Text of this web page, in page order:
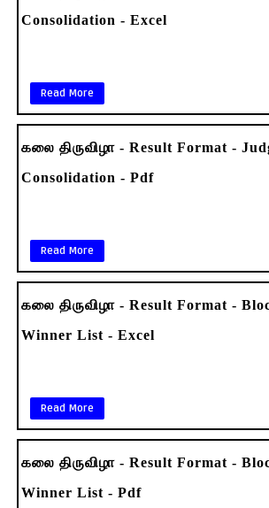
Consolidation - Excel
Read More
கலை திருவிழா - Result Format -
Consolidation - Pdf
Read More
கலை திருவிழா - Result Format -
Winner List - Excel
Read More
கலை திருவிழா - Result Format -
Winner List - Pdf